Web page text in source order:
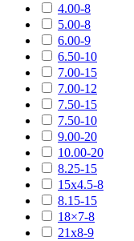
4.00-8
5.00-8
6.00-9
6.50-10
7.00-15
7.00-12
7.50-15
7.50-10
9.00-20
10.00-20
8.25-15
15х4.5-8
8.15-15
18×7-8
21х8-9